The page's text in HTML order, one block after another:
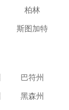
柏林
斯图加特
巴符州
黑森州